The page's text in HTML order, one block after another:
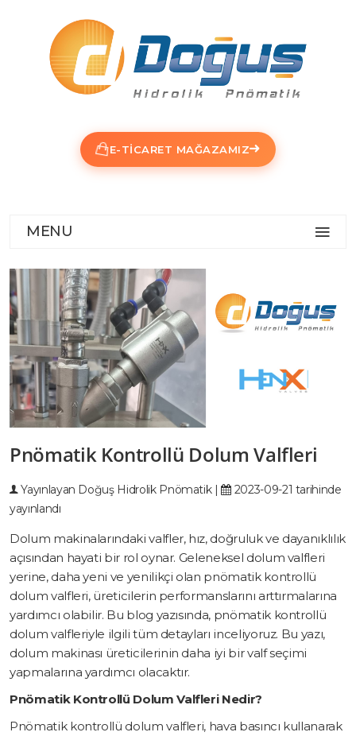
E-TICARET MAĞAZAMIZ
MENU
Pnömatik Kontrollü Dolum Valfleri
Yayınlayan Doğuş Hidrolik Pnömatik |
2023-09-21 tarihinde
yayınlandı
Dolum makinalarındaki valfler, hız, doğruluk ve dayanıklılık
açısından hayati bir rol oynar. Geleneksel dolum valfleri
yerine, daha yeni ve yenilikçi olan pnömatik kontrollü
dolum valfleri, üreticilerin performanslarını arttırmalarına
yardımcı olabilir. Bu blog yazısında, pnömatik kontrollü
dolum valfleriyle ilgili tüm detayları inceliyoruz. Bu yazı,
dolum makinası üreticilerinin daha iyi bir valf seçimi
yapmalarına yardımcı olacaktır.
Pnömatik Kontrollü Dolum Valfleri Nedir?
Pnömatik kontrollü dolum valfleri, hava basıncı kullanarak